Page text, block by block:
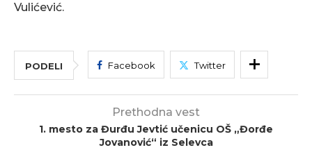
Vulićević.
PODELI Facebook Twitter
Prethodna vest
1. mesto za Đurđu Jevtić učenicu OŠ „Đorđe
Jovanović“ iz Selevca